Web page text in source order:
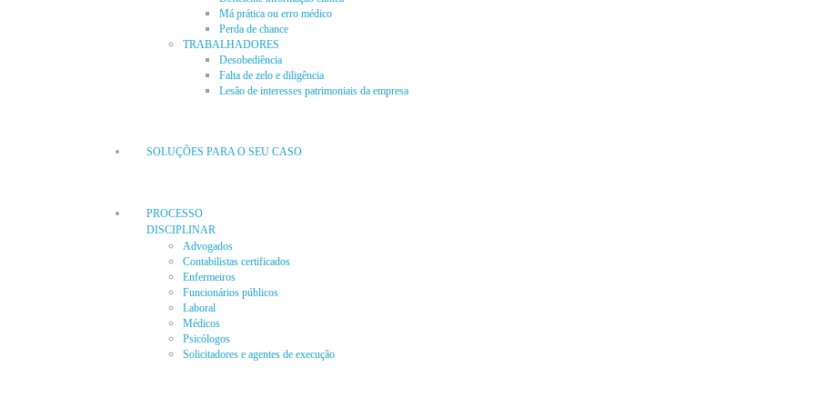
Má prática ou erro médico
Perda de chance
TRABALHADORES
Desobediência
Falta de zelo e diligência
Lesão de interesses patrimoniais da empresa
SOLUÇÕES PARA O SEU CASO
PROCESSO
DISCIPLINAR
Advogados
Contabilistas certificados
Enfermeiros
Funcionários públicos
Laboral
Médicos
Psicólogos
Solicitadores e agentes de execução